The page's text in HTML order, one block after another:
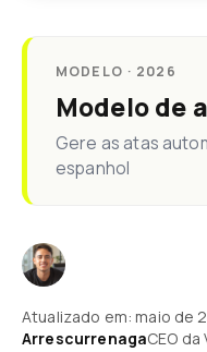
MODELO · 2026
Modelo de
Gere as atas
espanhol
Atualizado em: maio de
ArrescurrenagaCEO da